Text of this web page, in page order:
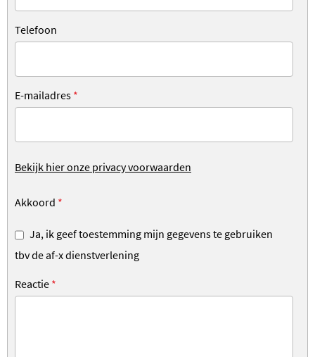
Telefoon
E-mailadres *
Bekijk hier onze privacy voorwaarden
Akkoord *
Ja, ik geef toestemming mijn gegevens te gebruiken
tbv de af-x dienstverlening
Reactie *